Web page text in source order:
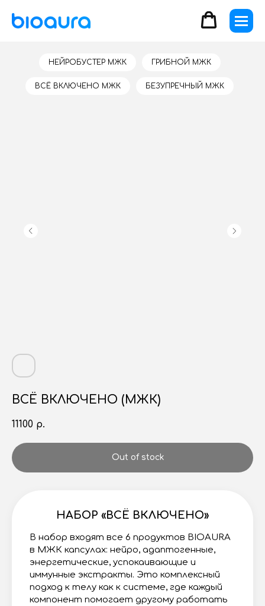
НЕЙРОБУСТЕР МЖК ГРИБНОЙ МЖК
ВСЁ ВКЛЮЧЕНО МЖК БЕЗУПРЕЧНЫЙ МЖК
ВСЁ ВКЛЮЧЕНО (МЖК)
11100 р.
Out of stock
НАБОР «ВСЁ ВКЛЮЧЕНО»
В набор входят все 6 продуктов BIOAURA
в МЖК капсулах: нейро, адаптогенные,
энергетические, успокаивающие и
иммунные экстракты. Это комплексный
подход к телу как к системе, где каждый
компонент помогает другому работать